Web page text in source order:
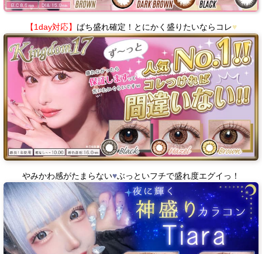
【1day対応】 ばち盛れ確定！とにかく盛りたいならコレ♥
やみかわ感がたまらない♥ぶっといフチで盛れ度エグイっ！